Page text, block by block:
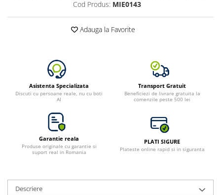
Toate panourile portabile
Kituri solare pentru balcon
Componente Fotovoltaice
Incarcatoare solare
Incarcatoare solare MPPT
Cabluri panouri fotovoltaice
Cod Produs: MIE0143
Adauga la Favorite
Asistenta Specializata
Discuti cu persoane reale, nu cu boti
AI
Transport Gratuit
Beneficiezi de livrare gratuita la
comenzile peste 500 lei
Garantie reala
Produse originale cu garantie si
suport real in Romania
PLATI SIGURE
Plateste online rapid si in siguranta
Descriere